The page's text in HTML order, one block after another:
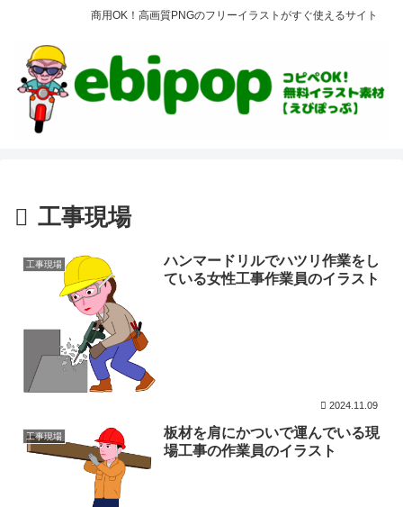
商用OK！高画質PNGのフリーイラストがすぐ使えるサイト
工事現場
工事現場
ハンマードリルでハツリ作業をし
ている女性工事作業員のイラスト
2024.11.09
工事現場
板材を肩にかついで運んでいる現
場工事の作業員のイラスト